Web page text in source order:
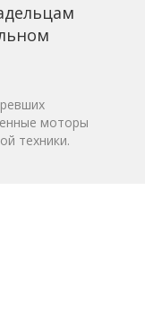
моторы
техники.